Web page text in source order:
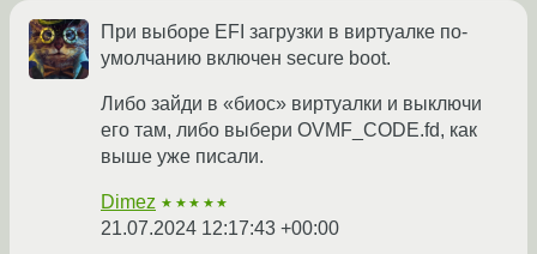
При выборе EFI загрузки в виртуалке по-
умолчанию включен secure boot.
Либо зайди в «биос» виртуалки и выключи
его там, либо выбери OVMF_CODE.fd, как
выше уже писали.
Dimez ★★★★★
21.07.2024 12:17:43 +00:00